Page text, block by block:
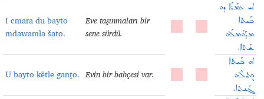
I cmara du bayto
mdawamla šato.
Eve taşınmaları bir
sene sürdü.
ܐܝ ܥܡܰܪܰܐ ܕܘ
ܒܰܝܬܐ
ܡܕܰܘܰܡܠܰܗ
ܫܰܬܐ.
U bayto këtle ganṯo. Evin bir bahçesi var.
ܐܘ ܒܰܝܬܐ
ܟܷܬܠܶܗ
ܓܰܢܬ݂ܐ.